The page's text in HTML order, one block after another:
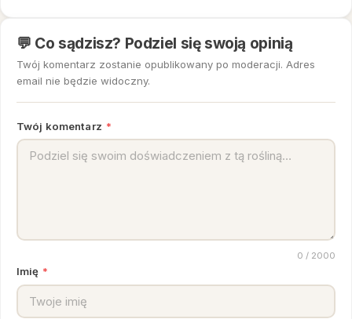
💬 Co sądzisz? Podziel się swoją opinią
Twój komentarz zostanie opublikowany po moderacji. Adres
email nie będzie widoczny.
Twój komentarz *
0 / 2000
Imię *